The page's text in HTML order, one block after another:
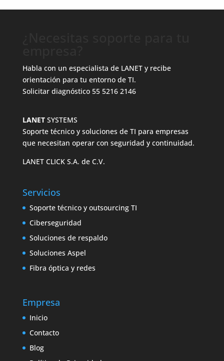
Habla con un especialista de LANET y recibe
orientación para tu entorno de TI.
Solicitar diagnóstico 55 5216 2146
LANET SYSTEMS
Soporte técnico y soluciones de TI para empresas
que necesitan operar con seguridad y continuidad.
LANET CLICK S.A. de C.V.
Servicios
Soporte técnico y outsourcing TI
Ciberseguridad
Soluciones de respaldo
Soluciones Aspel
Fibra óptica y redes
Empresa
Inicio
Contacto
Blog